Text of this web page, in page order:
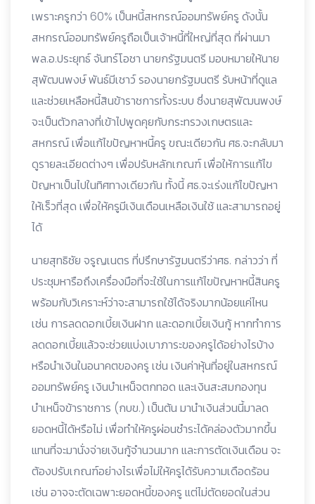
เพราะครูกว่า 60% เป็นหนี้สหกรณ์ออมทรัพย์ครู ดังนั้น
สหกรณ์ออมทรัพย์ครูถือเป็นเจ้าหนี้ที่ใหญ่ที่สุด ที่ผ่านมา
พล.อ.ประยุทธ์ จันทร์โอชา นายกรัฐมนตรี มอบหมายให้นาย
สุพัฒนพงษ์ พันธ์มีเชาว์ รองนายกรัฐมนตรี รับหน้าที่ดูแล
และช่วยเหลือหนี้สินข้าราชการทั้งระบบ ซึ่งนายสุพัฒนพงษ์
จะเป็นตัวกลางที่เข้าไปพูดคุยกับกระทรวงเกษตรและ
สหกรณ์ เพื่อแก้ไขปัญหาหนี้ครู ขณะเดียวกัน ศธ.จะกลับมา
ดูรายละเอียดต่างๆ เพื่อปรับหลักเกณฑ์ เพื่อให้การแก้ไข
ปัญหาเป็นไปในทิศทางเดียวกัน ทั้งนี้ ศธ.จะเร่งแก้ไขปัญหา
ให้เร็วที่สุด เพื่อให้ครูมีเงินเดือนเหลือเงินใช้ และสามารถอยู่
ได้
นายสุทธิชัย จรูญเนตร ที่ปรึกษารัฐมนตรีว่าศธ. กล่าวว่า ที่
ประชุมหารือถึงเครื่องมือที่จะใช้ในการแก้ไขปัญหาหนี้สินครู
พร้อมกับวิเคราะห์ว่าจะสามารถใช้ได้จริงมากน้อยแค่ไหน
เช่น การลดดอกเบี้ยเงินฝาก และดอกเบี้ยเงินกู้ หากทำการ
ลดดอกเบี้ยแล้วจะช่วยแบ่งเบาภาระของครูได้อย่างไรบ้าง
หรือนำเงินในอนาคตของครู เช่น เงินค่าหุ้นที่อยู่ในสหกรณ์
ออมทรัพย์ครู เงินบำเหน็จตกทอด และเงินสะสมกองทุน
บำเหน็จข้าราชการ (กบข.) เป็นต้น มานำเงินส่วนนี้มาลด
ยอดหนี้ได้หรือไม่ เพื่อทำให้ครูผ่อนชำระได้คล่องตัวมากขึ้น
แทนที่จะมานั่งจ่ายเงินกู้จำนวนมาก และการตัดเงินเดือน จะ
ต้องปรับเกณฑ์อย่างไรเพื่อไม่ให้ครูได้รับความเดือดร้อน
เช่น อาจจะตัดเฉพาะยอดหนี้ของครู แต่ไม่ตัดยอดในส่วน